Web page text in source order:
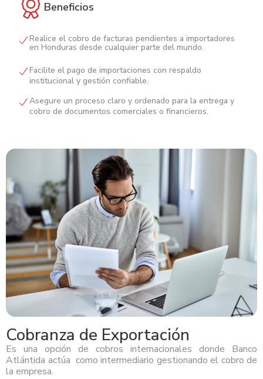
Beneficios
Realice el cobro de facturas pendientes a importadores
en Honduras desde cualquier parte del mundo.
Facilite el pago de importaciones con respaldo
institucional y gestión confiable.
Asegure un proceso claro y ordenado para la entrega y
cobro de documentos comerciales o financieros.
Cobranza de Exportación
Es una opción de cobros internacionales donde Banco
Atlántida actúa como intermediario gestionando el cobro de
la empresa.